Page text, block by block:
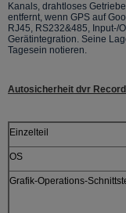
Kanals, drahtloses
entfernt, wenn GPS auf
RJ45, RS232&485, Input-/
Gerätintegration. Seine
Tagesein notieren.
Autosicherheit dvr
Einzelteil
OS
Grafik-Operations-